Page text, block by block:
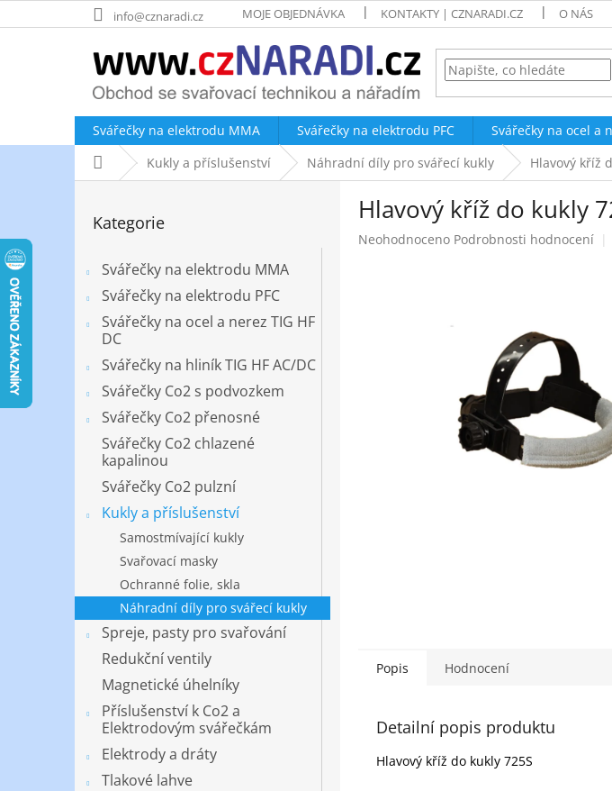
na
info@cznaradi.cz MOJE OBJEDNÁVKA KONTAKTY | CZNARADI.CZ O NÁS
Svářečky na elektrodu MMA Svářečky na elektrodu PFC Svářečky na ocel a
Domů Kukly a příslušenství Náhradní díly pro svářecí kukly Hlavový kříž
kategorie
Kategorie
Svářečky na elektrodu MMA
Svářečky na elektrodu PFC
Svářečky na ocel a nerez TIG HF
DC
Svářečky na hliník TIG HF AC/DC
Svářečky Co2 s podvozkem
Svářečky Co2 přenosné
Svářečky Co2 chlazené
kapalinou
Svářečky Co2 pulzní
Kukly a příslušenství
Samostmívající kukly
Svařovací masky
Ochranné folie, skla
Náhradní díly pro svářecí kukly
Spreje, pasty pro svařování
Redukční ventily
Magnetické úhelníky
Příslušenství k Co2 a
Elektrodovým svářečkám
Elektrody a dráty
Tlakové lahve
Hlavový kříž do kukly
Průměrné
Neohodnoceno Podrobnosti hodnocení
Popis Hodnocení
Detailní popis produktu
Hlavový kříž do kukly 725S